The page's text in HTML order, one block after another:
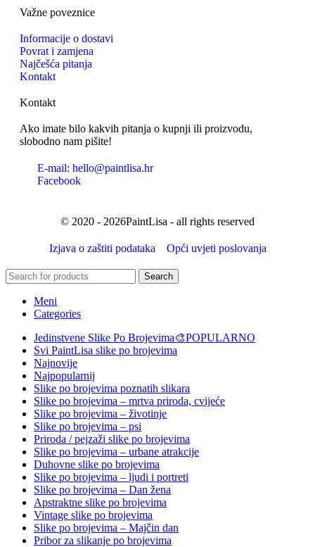
Važne poveznice
Informacije o dostavi
Povrat i zamjena
Najčešća pitanja
Kontakt
Kontakt
Ako imate bilo kakvih pitanja o kupnji ili proizvodu,
slobodno nam pišite!
E-mail: hello@paintlisa.hr
Facebook
© 2020 - 2026PaintLisa - all rights reserved
Izjava o zaštiti podataka Opći uvjeti poslovanja
Search
Meni
Categories
Jedinstvene Slike Po Brojevima🎨POPULARNO
Svi PaintLisa slike po brojevima
Najnovije
Najpopularnij
Slike po brojevima poznatih slikara
Slike po brojevima – mrtva priroda, cvijeće
Slike po brojevima – životinje
Slike po brojevima – psi
Priroda / pejzaži slike po brojevima
Slike po brojevima – urbane atrakcije
Duhovne slike po brojevima
Slike po brojevima – ljudi i portreti
Slike po brojevima – Dan žena
Apstraktne slike po brojevima
Vintage slike po brojevima
Slike po brojevima – Majčin dan
Pribor za slikanje po brojevima